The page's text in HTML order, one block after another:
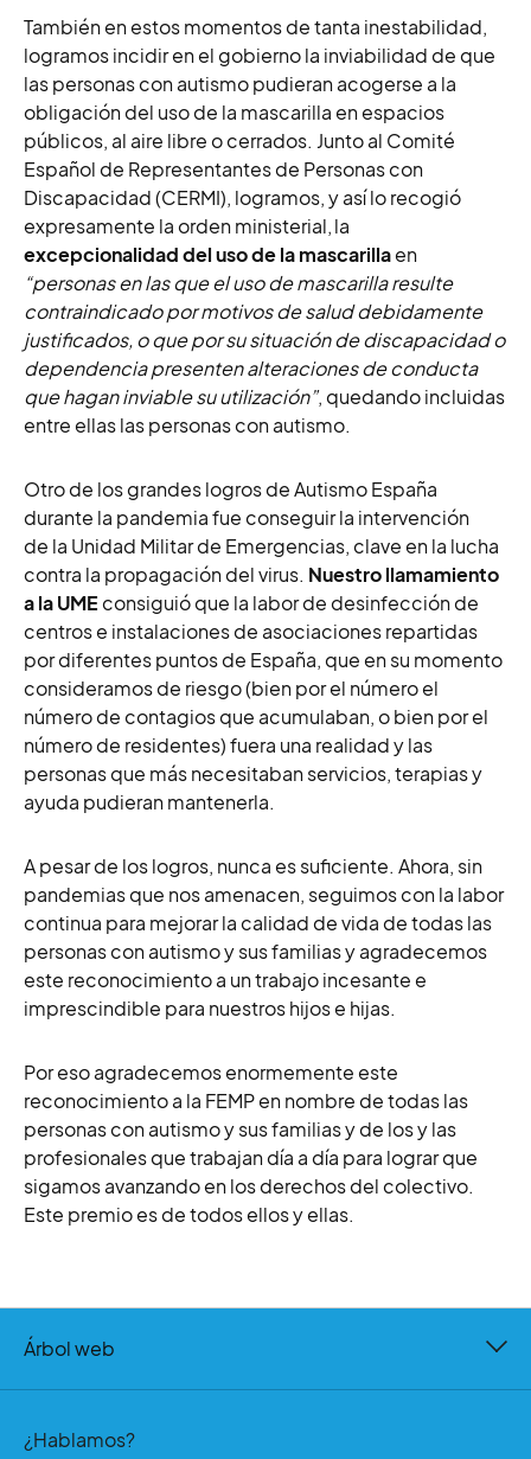
También en estos momentos de tanta inestabilidad,
logramos incidir en el gobierno la inviabilidad de que
las personas con autismo pudieran acogerse a la
obligación del uso de la mascarilla en espacios
públicos, al aire libre o cerrados. Junto al Comité
Español de Representantes de Personas con
Discapacidad (CERMI), logramos, y así lo recogió
expresamente la orden ministerial, la
excepcionalidad del uso de la mascarillaen
“personas en las que el uso de mascarilla resulte
contraindicado por motivos de salud debidamente
justificados, o que por su situación de discapacidad o
dependencia presenten alteraciones de conducta
que hagan inviable su utilización”, quedando incluidas
entre ellas las personas con autismo.
Otro de los grandes logros de Autismo España
durante la pandemia fue conseguir la intervención
de la Unidad Militar de Emergencias, clave en la lucha
contra la propagación del virus. Nuestro llamamiento
a la UMEconsiguió que la labor de desinfección de
centros e instalaciones de asociaciones repartidas
por diferentes puntos de España, que en su momento
consideramos de riesgo (bien por el número el
número de contagios que acumulaban, o bien por el
número de residentes) fuera una realidad y las
personas que más necesitaban servicios, terapias y
ayuda pudieran mantenerla.
A pesar de los logros, nunca es suficiente. Ahora, sin
pandemias que nos amenacen, seguimos con la labor
continua para mejorar la calidad de vida de todas las
personas con autismo y sus familias y agradecemos
este reconocimiento a un trabajo incesante e
imprescindible para nuestros hijos e hijas.
Por eso agradecemos enormemente este
reconocimiento a la FEMP en nombre de todas las
personas con autismo y sus familias y de los y las
profesionales que trabajan día a día para lograr que
sigamos avanzando en los derechos del colectivo.
Este premio es de todos ellos y ellas.
Árbol web
¿Hablamos?